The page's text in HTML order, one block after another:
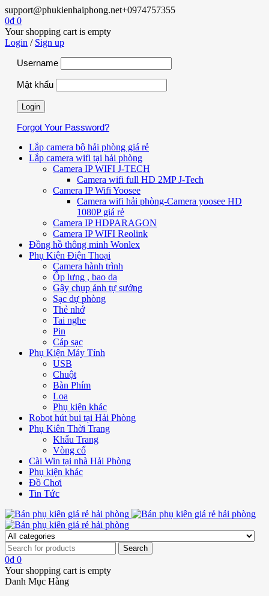
support@phukienhaiphong.net+0974757355
0₫ 0
Your shopping cart is empty
Login / Sign up
Username
Mật khẩu
Forgot Your Password?
Lắp camera bộ hải phòng giá rẻ
Lắp camera wifi tại hải phòng
Camera IP WIFI J-TECH
Camera wifi full HD 2MP J-Tech
Camera IP Wifi Yoosee
Camera wifi hải phòng-Camera yoosee HD
1080P giá rẻ
Camera IP HDPARAGON
Camera IP WIFI Reolink
Đồng hồ thông minh Wonlex
Phụ Kiện Điện Thoại
Camera hành trình
Ốp lưng , bao da
Gậy chụp ảnh tự sướng
Sạc dự phòng
Thẻ nhớ
Tai nghe
Pin
Cáp sạc
Phụ Kiện Máy Tính
USB
Chuột
Bàn Phím
Loa
Phụ kiện khác
Robot hút bui tại Hải Phòng
Phụ Kiên Thời Trang
Khẩu Trang
Vòng cổ
Cài Win tại nhà Hải Phòng
Phụ kiện khác
Đồ Chơi
Tin Tức
0₫ 0
Your shopping cart is empty
Danh Mục Hàng